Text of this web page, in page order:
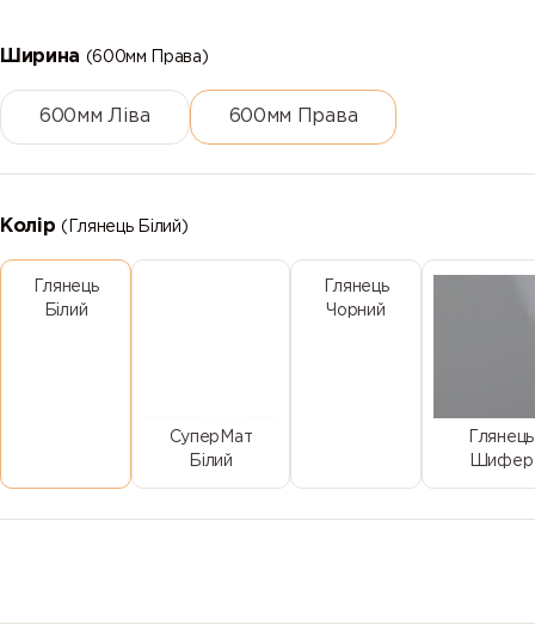
Ширина (600мм Права)
600мм Ліва 600мм Права
Колір(Глянець Білий)
Глянець
Білий
СуперМат
Білий
Глянець
Чорний
Глянець
Шифер